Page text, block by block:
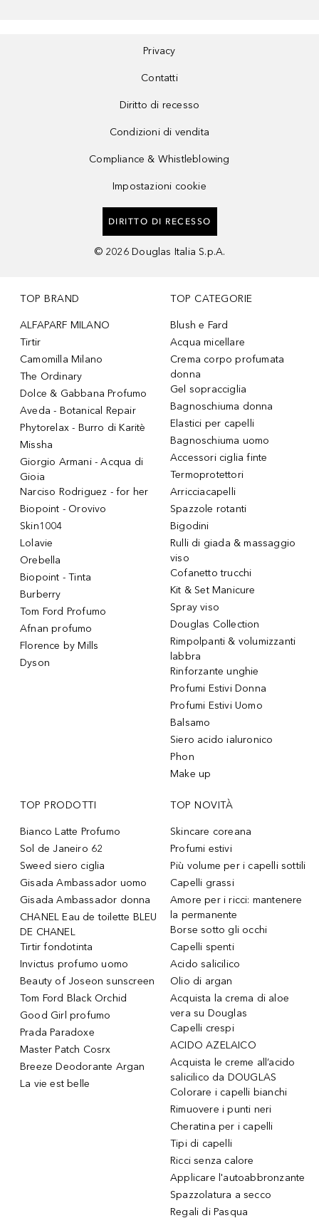
Privacy
Contatti
Diritto di recesso
Condizioni di vendita
Compliance & Whistleblowing
Impostazioni cookie
DIRITTO DI RECESSO
© 2026 Douglas Italia S.p.A.
TOP BRAND
ALFAPARF MILANO
Tirtir
Camomilla Milano
The Ordinary
Dolce & Gabbana Profumo
Aveda - Botanical Repair
Phytorelax - Burro di Karitè
Missha
Giorgio Armani - Acqua di
Gioia
Narciso Rodriguez - for her
Biopoint - Orovivo
Skin1004
Lolavie
Orebella
Biopoint - Tinta
Burberry
Tom Ford Profumo
Afnan profumo
Florence by Mills
Dyson
TOP CATEGORIE
Blush e Fard
Acqua micellare
Crema corpo profumata
donna
Gel sopracciglia
Bagnoschiuma donna
Elastici per capelli
Bagnoschiuma uomo
Accessori ciglia finte
Termoprotettori
Arricciacapelli
Spazzole rotanti
Bigodini
Rulli di giada & massaggio
viso
Cofanetto trucchi
Kit & Set Manicure
Spray viso
Douglas Collection
Rimpolpanti & volumizzanti
labbra
Rinforzante unghie
Profumi Estivi Donna
Profumi Estivi Uomo
Balsamo
Siero acido ialuronico
Phon
Make up
TOP PRODOTTI
Bianco Latte Profumo
Sol de Janeiro 62
Sweed siero ciglia
Gisada Ambassador uomo
Gisada Ambassador donna
CHANEL Eau de toilette BLEU
DE CHANEL
Tirtir fondotinta
Invictus profumo uomo
Beauty of Joseon sunscreen
Tom Ford Black Orchid
Good Girl profumo
Prada Paradoxe
Master Patch Cosrx
Breeze Deodorante Argan
La vie est belle
TOP NOVITÀ
Skincare coreana
Profumi estivi
Più volume per i capelli sottili
Capelli grassi
Amore per i ricci: mantenere
la permanente
Borse sotto gli occhi
Capelli spenti
Acido salicilico
Olio di argan
Acquista la crema di aloe
vera su Douglas
Capelli crespi
ACIDO AZELAICO
Acquista le creme all’acido
salicilico da DOUGLAS
Colorare i capelli bianchi
Rimuovere i punti neri
Cheratina per i capelli
Tipi di capelli
Ricci senza calore
Applicare l'autoabbronzante
Spazzolatura a secco
Regali di Pasqua